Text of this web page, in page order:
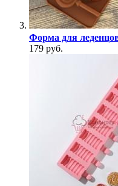
Форма для
179 руб.